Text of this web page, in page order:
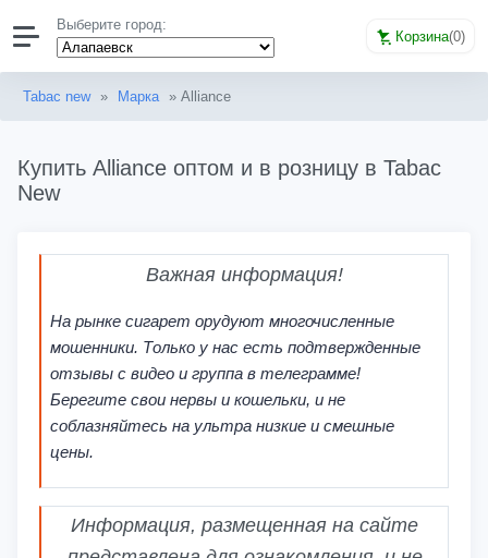
Выберите город:
Корзина(0)
Tabac new » Марка » Alliance
Купить Alliance оптом и в розницу в Tabac
New
Важная информация!
На рынке сигарет орудуют многочисленные
мошенники. Только у нас есть подтвержденные
отзывы с видео и группа в телеграмме!
Берегите свои нервы и кошельки, и не
соблазняйтесь на ультра низкие и смешные
цены.
Информация, размещенная на сайте